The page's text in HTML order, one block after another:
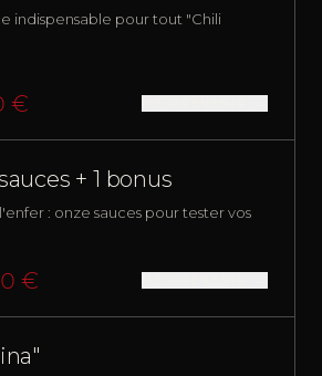
indispensable pour tout "Chili
€
RUPTURE
+ 1 bonus
: onze sauces pour tester vos
€
RUPTURE